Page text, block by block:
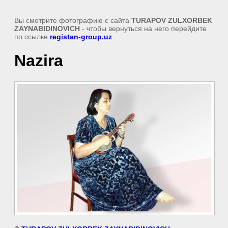
Вы смотрите фотографию с сайта TURAPOV ZULXORBEK
ZAYNABIDINOVICH - чтобы вернуться на него перейдите
по ссылке registan-group.uz
Nazira